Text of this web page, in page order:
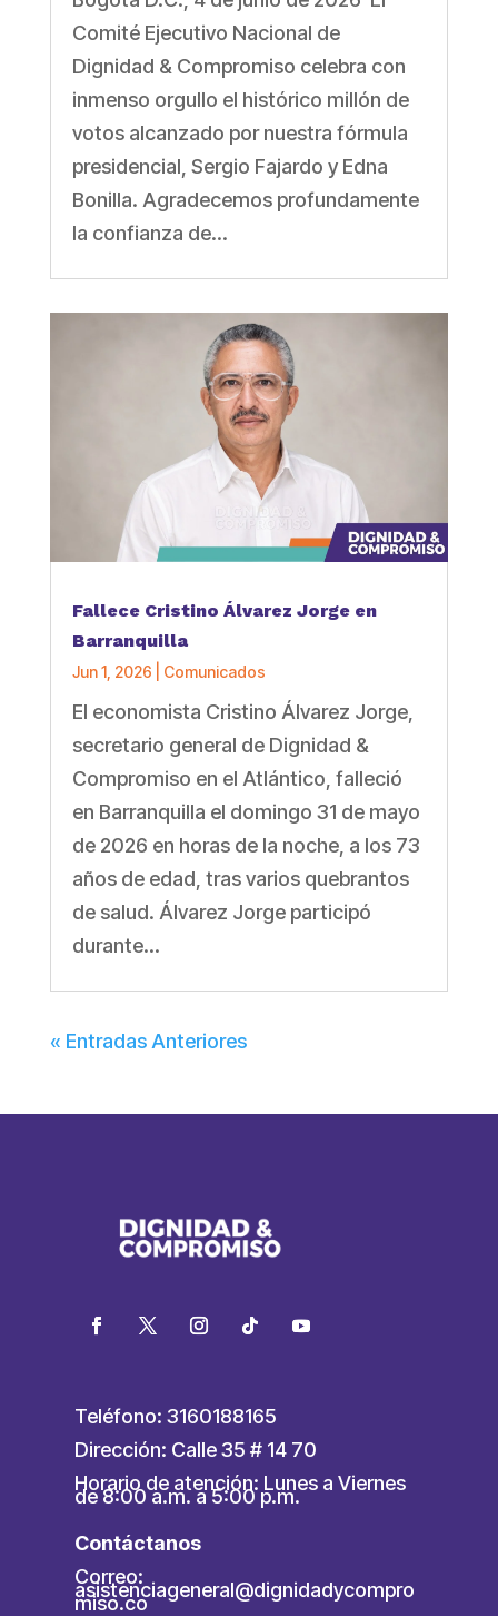
Comité Ejecutivo Nacional de
Dignidad & Compromiso celebra con
inmenso orgullo el histórico millón de
votos alcanzado por nuestra fórmula
presidencial, Sergio Fajardo y Edna
Bonilla. Agradecemos profundamente
la confianza de...
Fallece Cristino Álvarez Jorge en
Barranquilla
Jun 1, 2026 Comunicados
El economista Cristino Álvarez Jorge,
secretario general de Dignidad &
Compromiso en el Atlántico, falleció
en Barranquilla el domingo 31 de mayo
de 2026 en horas de la noche, a los 73
años de edad, tras varios quebrantos
de salud. Álvarez Jorge participó
durante...
« Entradas Anteriores
Teléfono: 3160188165
Dirección: Calle 35 # 14 70
Horario de atención: Lunes a Viernes
de 8:00 a.m. a 5:00 p.m.
Contáctanos
Correo:
asistenciageneral@dignidadycompro
miso.co